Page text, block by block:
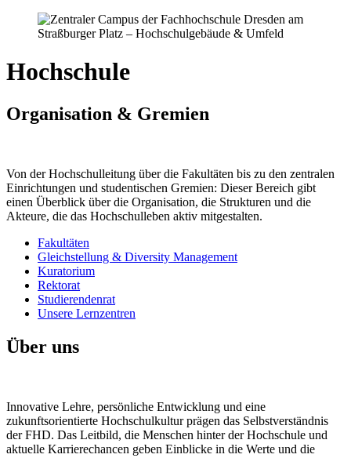
Hochschule
Organisation & Gremien
Von der Hochschulleitung über die Fakultäten bis zu den zentralen
Einrichtungen und studentischen Gremien: Dieser Bereich gibt
einen Überblick über die Organisation, die Strukturen und die
Akteure, die das Hochschulleben aktiv mitgestalten.
Fakultäten
Gleichstellung & Diversity Management
Kuratorium
Rektorat
Studierendenrat
Unsere Lernzentren
Über uns
Innovative Lehre, persönliche Entwicklung und eine
zukunftsorientierte Hochschulkultur prägen das Selbstverständnis
der FHD. Das Leitbild, die Menschen hinter der Hochschule und
aktuelle Karrierechancen geben Einblicke in die Werte und die